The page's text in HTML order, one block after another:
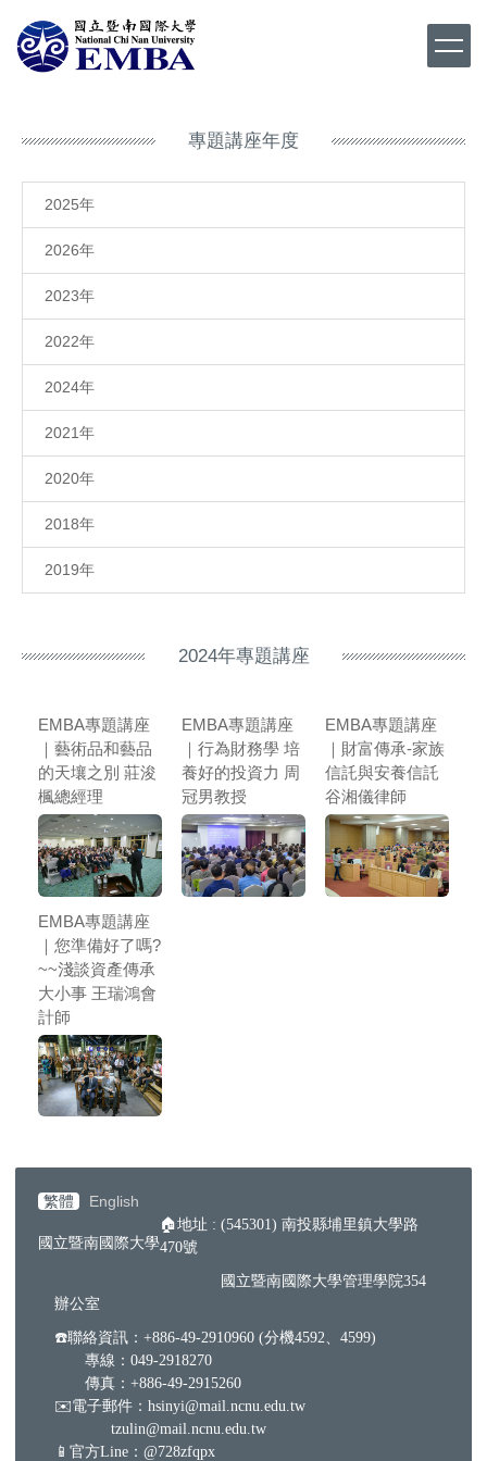
到
主
專題講座年度
2025年
2026年
2023年
2022年
2024年
2021年
2020年
2018年
2019年
2024年專題講座
EMBA專題講座
｜藝術品和藝品
的天壤之別 莊浚
楓總經理
EMBA專題講座
｜行為財務學 培
養好的投資力 周
冠男教授
EMBA專題講座
｜財富傳承-家族
信託與安養信託
谷湘儀律師
EMBA專題講座
｜您準備好了嗎?
~~淺談資產傳承
大小事 王瑞鴻會
計師
繁體 English
國立暨南國際大學
🏠地址 : (545301) 南投縣埔里鎮大學路
470號
國立暨南國際大學管理學院354
辦公室
☎️聯絡資訊：+886-49-2910960 (分機4592、4599)
專線：049-2918270
傳真：+886-49-2915260
✉️電子郵件：hsinyi@mail.ncnu.edu.tw
tzulin@mail.ncnu.edu.tw
📱官方Line：@728zfqpx